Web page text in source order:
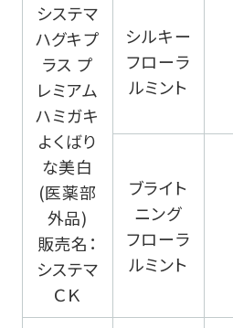
システマ
ハグキプ
ラス プ
レミアム
ハミガキ
よくばり
な美白
(医薬部
外品)
販売名：
システマ
ＣＫ
シルキー
フローラ
ルミント
ブライト
ニング
フローラ
ルミント